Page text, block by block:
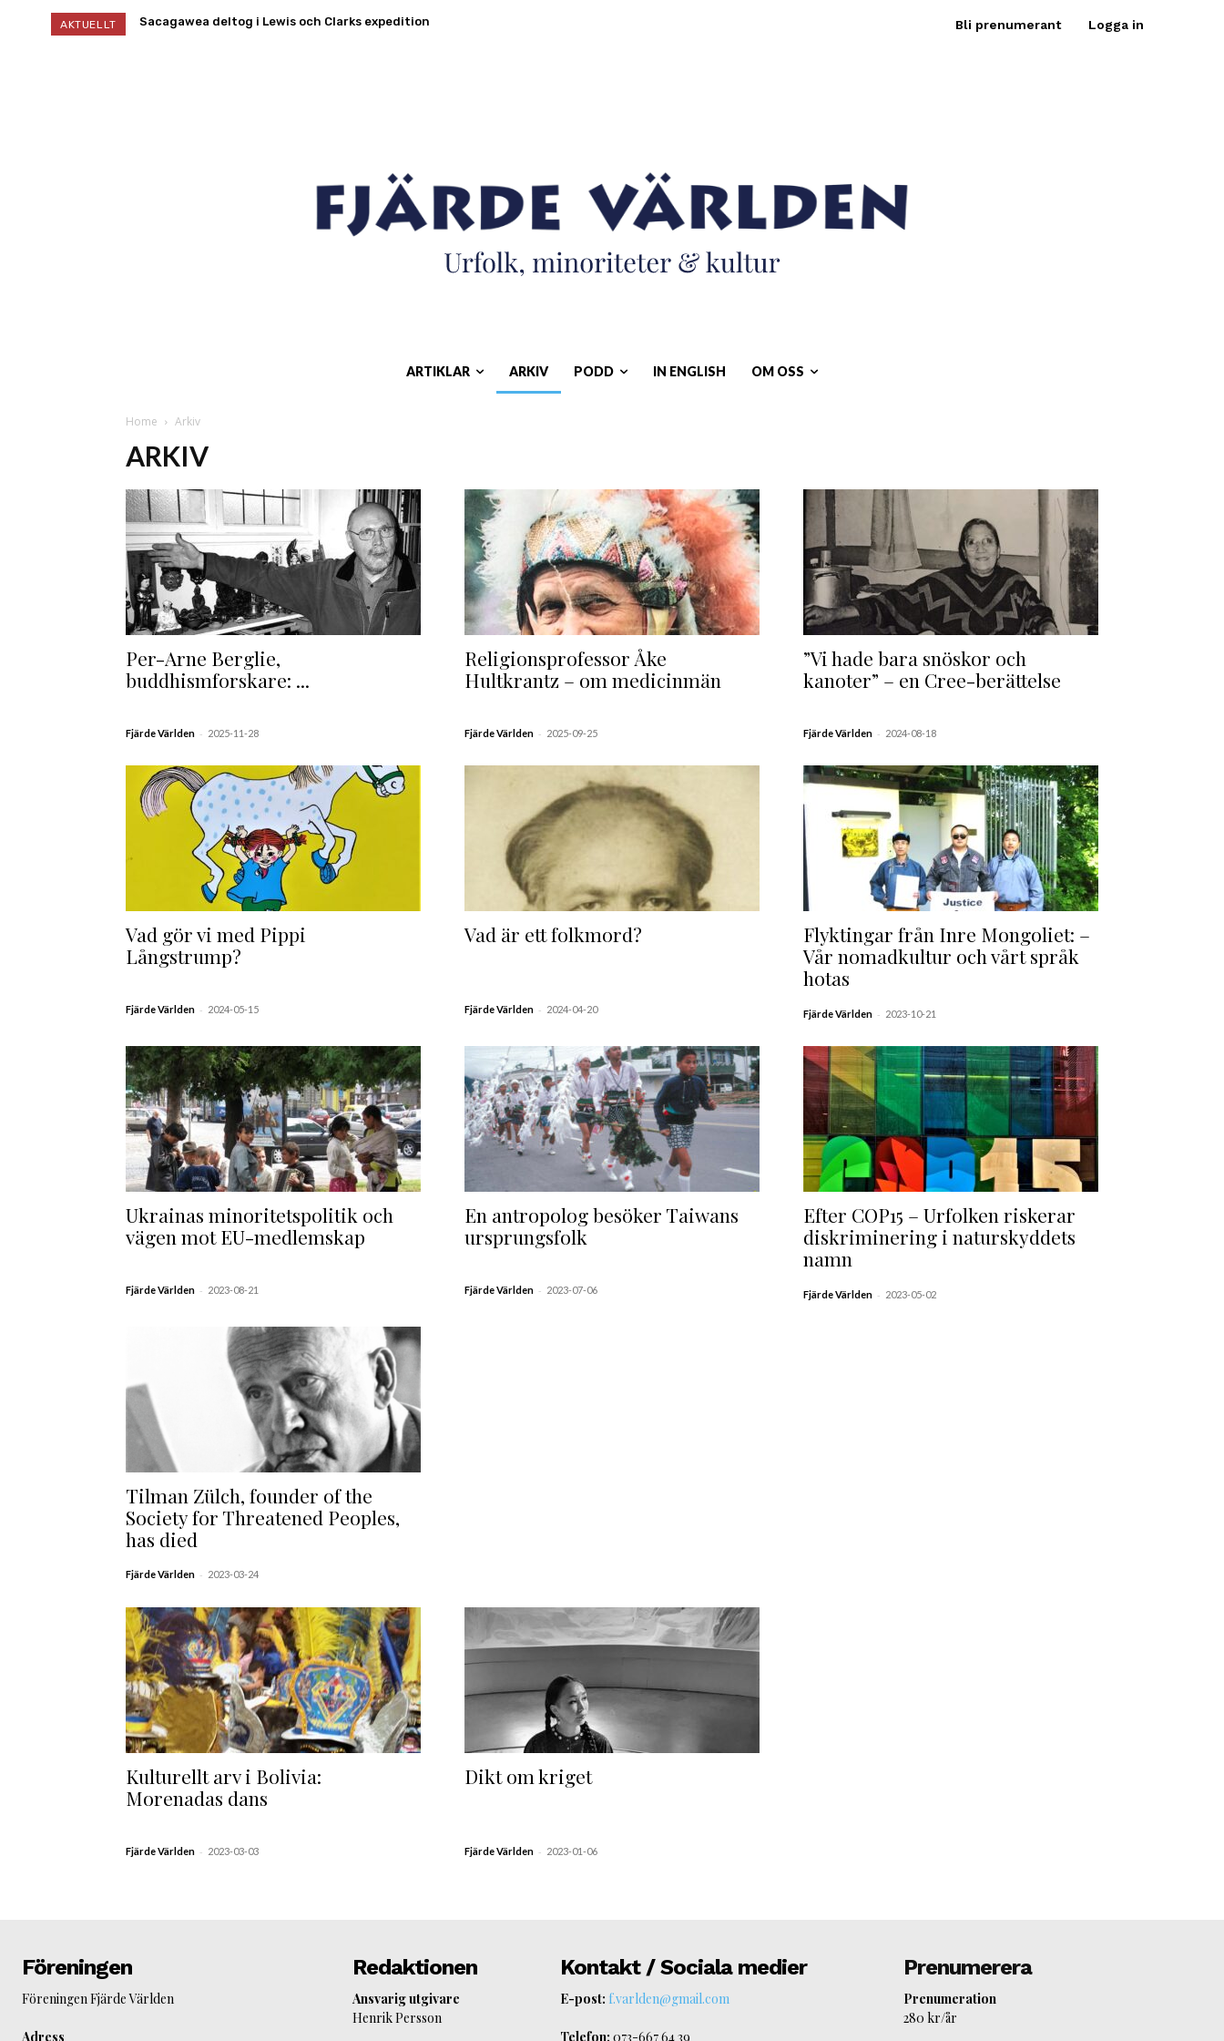
AKTUELLT Sacagawea deltog i Lewis och Clarks expedition Bli prenumerant Logga in
ARTIKLAR ARKIV PODD IN ENGLISH OM OSS
Home Arkiv
ARKIV
Per-Arne Berglie,
buddhismforskare: ...
Fjärde Världen - 2025-11-28
Religionsprofessor Åke
Hultkrantz – om medicinmän
Fjärde Världen - 2025-09-25
”Vi hade bara snöskor och
kanoter” – en Cree-berättelse
Fjärde Världen - 2024-08-18
Vad gör vi med Pippi
Långstrump?
Fjärde Världen - 2024-05-15
Vad är ett folkmord?
Fjärde Världen - 2024-04-20
Flyktingar från Inre Mongoliet: –
Vår nomadkultur och vårt språk
hotas
Fjärde Världen - 2023-10-21
Ukrainas minoritetspolitik och
vägen mot EU-medlemskap
Fjärde Världen - 2023-08-21
En antropolog besöker Taiwans
ursprungsfolk
Fjärde Världen - 2023-07-06
Efter COP15 – Urfolken riskerar
diskriminering i naturskyddets
namn
Fjärde Världen - 2023-05-02
Tilman Zülch, founder of the
Society for Threatened Peoples,
has died
Fjärde Världen - 2023-03-24
Kulturellt arv i Bolivia:
Morenadas dans
Fjärde Världen - 2023-03-03
Dikt om kriget
Fjärde Världen - 2023-01-06
Föreningen
Föreningen Fjärde Världen
Adress
Redaktionen
Ansvarig utgivare
Henrik Persson
Kontakt / Sociala medier
E-post: f.varlden@gmail.com
Telefon: 073-667 64 39
Prenumerera
Prenumeration
280 kr/år